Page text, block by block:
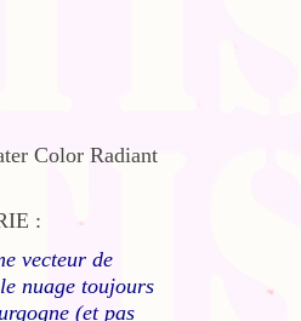
Color Radiant
:
vecteur de
nuage toujours
(et pas